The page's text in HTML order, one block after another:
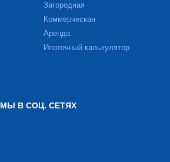
Загородная
Коммерческая
Аренда
Ипотечный калькулятор
МЫ В СОЦ. СЕТЯХ